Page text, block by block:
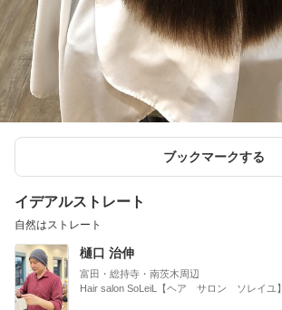
ブックマークする
イデアルストレート
自然はストレート
樋口 治伸
富田・総持寺・南茨木周辺
Hair salon SoLeiL【ヘア サロン ソレイユ】